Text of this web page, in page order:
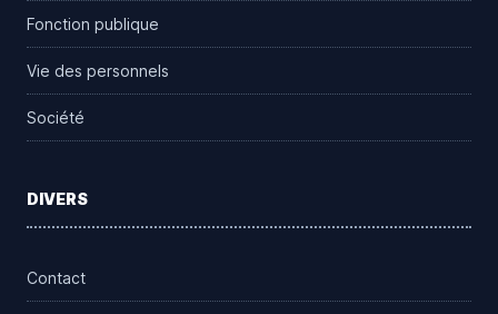
Fonction publique
Vie des personnels
Société
DIVERS
Contact